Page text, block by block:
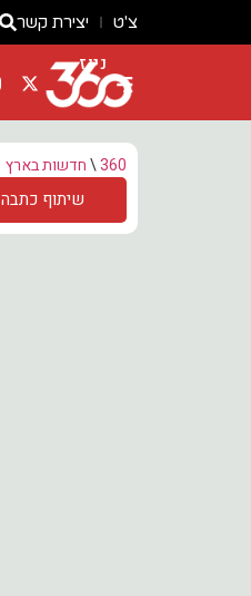
צ'ט יצירת קשר
ניוז
360
\חדשות בארץ
שיתוף כתבה